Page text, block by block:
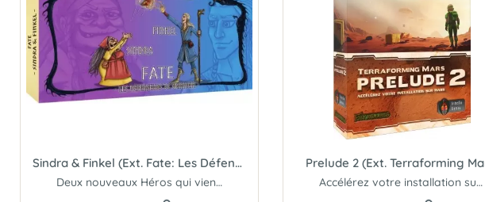
Sindra & Finkel (Ext. Fate: Les Défenseurs de Grimheim)
Deux nouveaux Héros qui viennent à la défense de Grimheim.
Prelude 2 (Ext. Terraforming
Accélérez votre installation sur mars...